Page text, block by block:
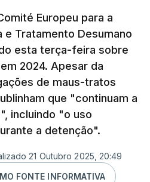
Europeu para a
e Tratamento Desumano
esta terça-feira sobre
2024. Apesar da
de maus-tratos
que "continuam a
incluindo "o uso
a detenção".
21 Outubro 2025, 20:49
FONTE INFORMATIVA